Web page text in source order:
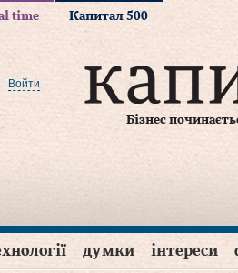
time Капитал 500
Бізнес
Войти
думки інтереси